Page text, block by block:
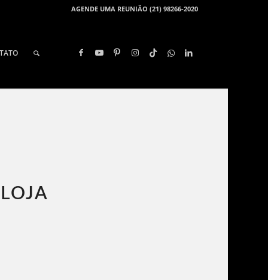
AGENDE UMA REUNIÃO (21) 98266-2020